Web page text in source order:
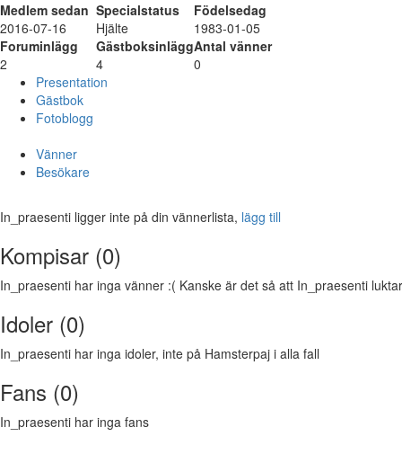
Medlem sedan Specialstatus
Födelsedag
2016-07-16
Hjälte
1983-01-05
Foruminlägg
GästboksinläggAntal vänner
2
4
0
Presentation
Gästbok
Fotoblogg
Vänner
Besökare
In_praesenti ligger inte på din vännerlista, lägg till
Kompisar (0)
In_praesenti har inga vänner :( Kanske är det så att In_praesenti
Idoler (0)
In_praesenti har inga idoler, inte på Hamsterpaj i alla fall
Fans (0)
In_praesenti har inga fans